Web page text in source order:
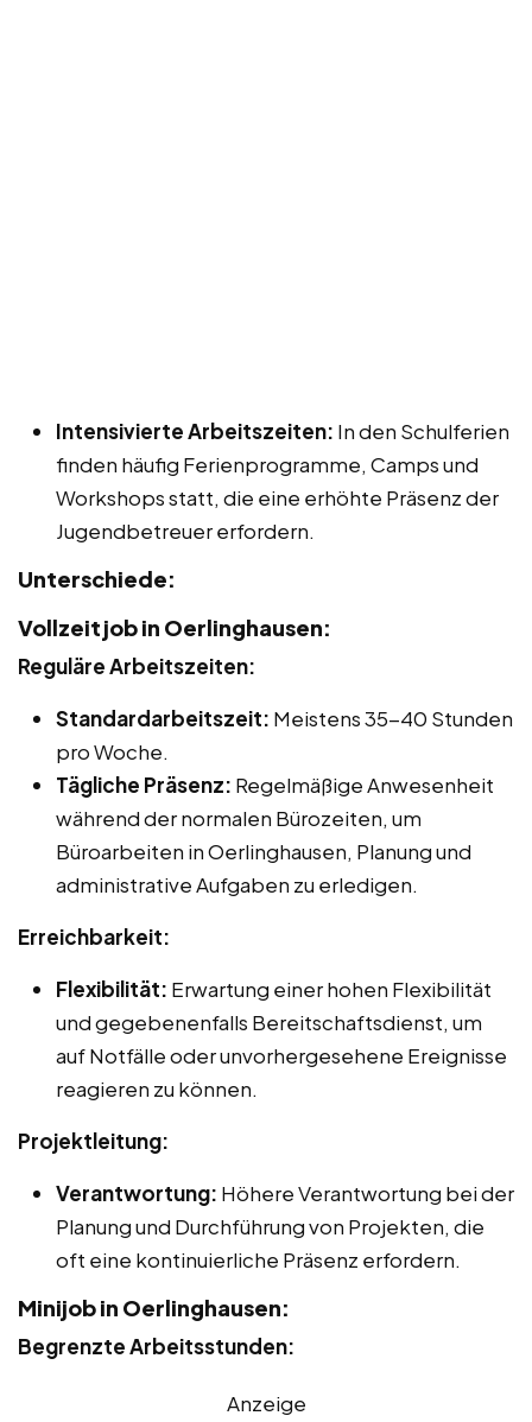
Intensivierte Arbeitszeiten: In den Schulferien
finden häufig Ferienprogramme, Camps und
Workshops statt, die eine erhöhte Präsenz der
Jugendbetreuer erfordern.
Unterschiede:
Vollzeitjob in Oerlinghausen:
Reguläre Arbeitszeiten:
Standardarbeitszeit: Meistens 35-40 Stunden
pro Woche.
Tägliche Präsenz: Regelmäßige Anwesenheit
während der normalen Bürozeiten, um
Büroarbeiten in Oerlinghausen, Planung und
administrative Aufgaben zu erledigen.
Erreichbarkeit:
Flexibilität: Erwartung einer hohen Flexibilität
und gegebenenfalls Bereitschaftsdienst, um
auf Notfälle oder unvorhergesehene Ereignisse
reagieren zu können.
Projektleitung:
Verantwortung: Höhere Verantwortung bei der
Planung und Durchführung von Projekten, die
oft eine kontinuierliche Präsenz erfordern.
Minijob in Oerlinghausen:
Begrenzte Arbeitsstunden:
Anzeige